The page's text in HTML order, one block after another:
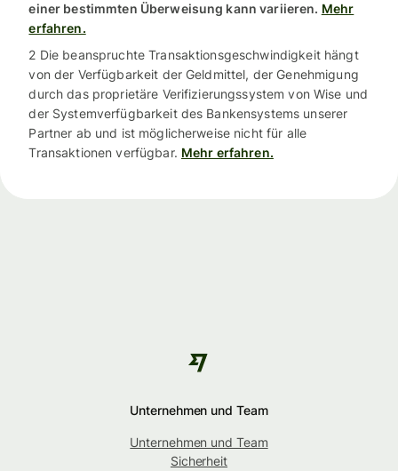
einer bestimmten Überweisung kann variieren. Mehr
erfahren.
2 Die beanspruchte Transaktionsgeschwindigkeit hängt
von der Verfügbarkeit der Geldmittel, der Genehmigung
durch das proprietäre Verifizierungssystem von Wise und
der Systemverfügbarkeit des Bankensystems unserer
Partner ab und ist möglicherweise nicht für alle
Transaktionen verfügbar. Mehr erfahren.
Unternehmen und Team
Unternehmen und Team
Sicherheit